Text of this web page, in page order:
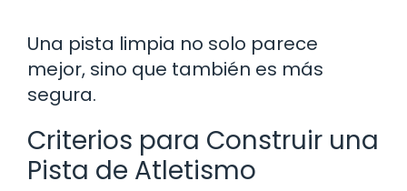
Una pista limpia no solo parece
mejor, sino que también es más
segura.
Criterios para Construir una
Pista de Atletismo